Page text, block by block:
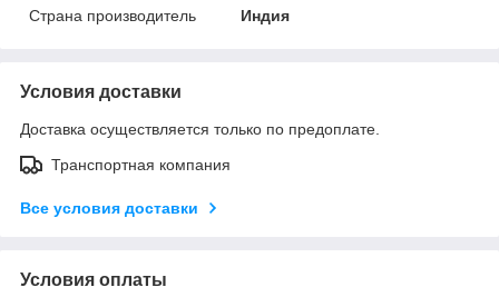
Страна производитель
Индия
Условия доставки
Доставка осуществляется только по предоплате.
Транспортная компания
Все условия доставки
Условия оплаты